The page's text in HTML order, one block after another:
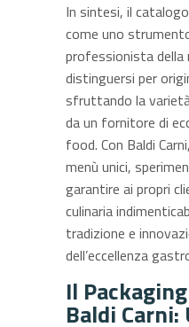
In sintesi, il
come uno
professionista della
distinguersi per
sfruttando la
da un fornitore di
food. Con Baldi
menù unici,
garantire ai propri
culinaria
tradizione e
dell’eccellenza
Il
Baldi